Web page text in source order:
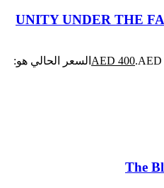
AED
AED 400
السعر الحالي هو: